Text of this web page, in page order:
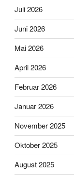
Juli 2026
Juni 2026
Mai 2026
April 2026
Februar 2026
Januar 2026
November 2025
Oktober 2025
August 2025